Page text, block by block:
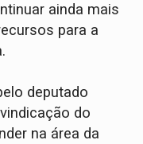
ainda mais
para a
deputado
do
na área da